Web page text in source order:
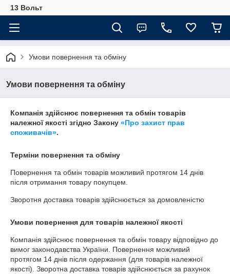
13 Вольт
Умови повернення та обміну
Умови повернення та обміну
Компанія здійснює повернення та обмін товарів
належної якості згідно Закону «Про захист прав
споживачів».
Терміни повернення та обміну
Повернення та обмін товарів можливий протягом 14 днів
після отримання товару покупцем.
Зворотня доставка товарів здійснюється за домовленістю
Умови повернення для товарів належної якості
Компанія здійснює повернення та обмін товару відповідно до
вимог законодавства України. Повернення можливий
протягом 14 днів після одержання (для товарів належної
якості). Зворотна доставка товарів здійснюється за рахунок